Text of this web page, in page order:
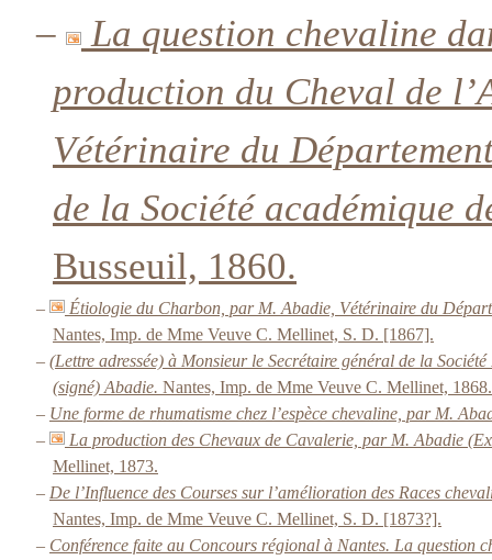
–
La question chevaline
production du Cheval de
Vétérinaire du
de la Société académique
Busseuil, 1860.
–
Étiologie du Charbon, par M. Abadie, Vétérinaire du
Nantes, Imp. de Mme Veuve C. Mellinet, S. D. [1867].
– (Lettre adressée) à Monsieur le Secrétaire général de la
(signé) Abadie. Nantes, Imp. de Mme Veuve C. Mellinet, 1868.
– Une forme de rhumatisme chez l’espèce chevaline, par M.
–
La production des Chevaux de Cavalerie, par M. Abadie
Mellinet, 1873.
– De l’Influence des Courses sur l’amélioration des Races
Nantes, Imp. de Mme Veuve C. Mellinet, S. D. [1873?].
– Conférence faite au Concours régional à Nantes. La question